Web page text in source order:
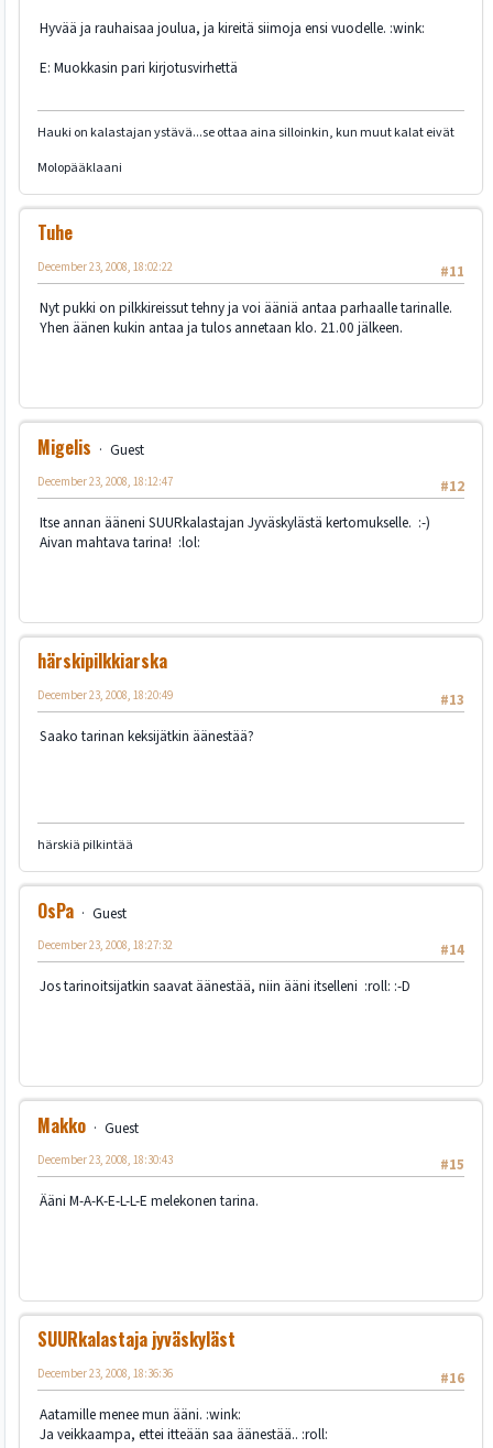
Hyvää ja rauhaisaa joulua, ja kireitä siimoja ensi vuodelle. :wink:
E: Muokkasin pari kirjotusvirhettä
Hauki on kalastajan ystävä...se ottaa aina silloinkin, kun muut kalat eivät
Molopääklaani
Tuhe
#11
December 23, 2008, 18:02:22
Nyt pukki on pilkkireissut tehny ja voi ääniä antaa parhaalle tarinalle.
Yhen äänen kukin antaa ja tulos annetaan klo. 21.00 jälkeen.
Migelis
Guest
#12
December 23, 2008, 18:12:47
Itse annan ääneni SUURkalastajan Jyväskylästä kertomukselle. :-)
Aivan mahtava tarina! :lol:
härskipilkkiarska
#13
December 23, 2008, 18:20:49
Saako tarinan keksijätkin äänestää?
härskiä pilkintää
OsPa
Guest
#14
December 23, 2008, 18:27:32
Jos tarinoitsijatkin saavat äänestää, niin ääni itselleni :roll: :-D
Makko
Guest
#15
December 23, 2008, 18:30:43
Ääni M-A-K-E-L-L-E melekonen tarina.
SUURkalastaja jyväskyläst
#16
December 23, 2008, 18:36:36
Aatamille menee mun ääni. :wink:
Ja veikkaampa, ettei itteään saa äänestää.. :roll: